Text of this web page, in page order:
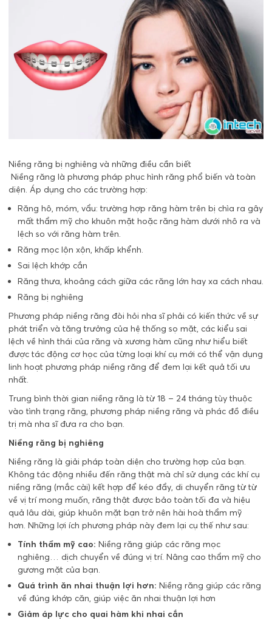
Niềng răng bị nghiêng và những điều cần biết
Niềng răng là phương pháp phục hình răng phổ biến và toàn
diện. Áp dụng cho các trường hợp:
Răng hô, móm, vẩu: trường hợp răng hàm trên bị chìa ra gây
mất thẩm mỹ cho khuôn mặt hoặc răng hàm dưới nhô ra và
lệch so với răng hàm trên.
Răng mọc lộn xộn, khấp khểnh.
Sai lệch khớp cắn
Răng thưa, khoảng cách giữa các răng lớn hay xa cách nhau.
Răng bị nghiêng
Phương pháp niềng răng đòi hỏi nha sĩ phải có kiến thức về sự
phát triển và tăng trưởng của hệ thống sọ mặt, các kiểu sai
lệch về hình thái của răng và xương hàm cũng như hiểu biết
được tác động cơ học của từng loại khí cụ mới có thể vận dụng
linh hoạt phương pháp niềng răng để đem lại kết quả tối ưu
nhất.
Trung bình thời gian niềng răng là từ 18 – 24 tháng tùy thuộc
vào tình trạng răng, phương pháp niềng răng và phác đồ điều
trị mà nha sĩ đưa ra cho bạn.
Niềng răng bị nghiêng
Niềng răng là giải pháp toàn diện cho trường hợp của bạn.
Không tác động nhiều đến răng thật mà chỉ sử dụng các khí cụ
niềng răng (mắc cài) kết hợp để kéo đẩy, di chuyển răng từ từ
về vị trí mong muốn, răng thật được bảo toàn tối đa và hiệu
quả lâu dài, giúp khuôn mặt bạn trở nên hài hoà thẩm mỹ
hơn. Những lợi ích phương pháp này đem lại cụ thế như sau:
Tính thẩm mỹ cao: Niềng răng giúp các răng mọc
nghiêng… dịch chuyển về đúng vị trí. Nâng cao thẩm mỹ cho
gương mặt của bạn.
Quá trình ăn nhai thuận lợi hơn: Niềng răng giúp các răng
về đúng khớp căn, giúp việc ăn nhai thuận lợi hơn
Giảm áp lực cho quai hàm khi nhai cắn